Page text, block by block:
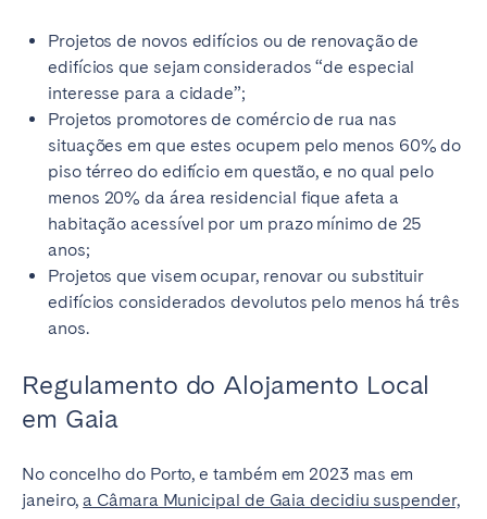
Projetos de novos edifícios ou de renovação de
edifícios que sejam considerados “de especial
interesse para a cidade”;
Projetos promotores de comércio de rua nas
situações em que estes ocupem pelo menos 60% do
piso térreo do edifício em questão, e no qual pelo
menos 20% da área residencial fique afeta a
habitação acessível por um prazo mínimo de 25
anos;
Projetos que visem ocupar, renovar ou substituir
edifícios considerados devolutos pelo menos há três
anos.
Regulamento do Alojamento Local
em Gaia
No concelho do Porto, e também em 2023 mas em
janeiro,a Câmara Municipal de Gaia decidiu suspender,